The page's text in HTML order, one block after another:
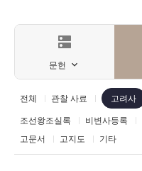
dns
문헌
전체 관찰 사료 고려사
조선왕조실록 비변사등록
고문서
고지도 기타